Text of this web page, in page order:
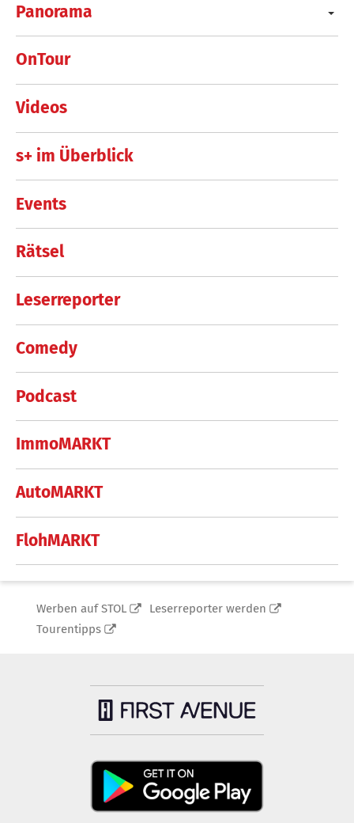
Panorama
OnTour
Videos
s+ im Überblick
Events
Rätsel
Leserreporter
Comedy
Podcast
ImmoMARKT
AutoMARKT
FlohMARKT
Werben auf STOL
Leserreporter werden
Tourentipps